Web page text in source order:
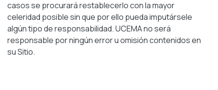
casos se procurará restablecerlo con la mayor
celeridad posible sin que por ello pueda imputársele
algún tipo de responsabilidad. UCEMA no será
responsable por ningún error u omisión contenidos en
su Sitio.